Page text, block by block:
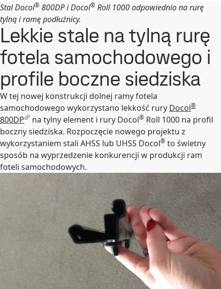
Stal Docol® 800DP i Docol® Roll 1000 odpowiednio na rurę
tylną i ramę podłużnicy.
Lekkie stale na tylną rurę
fotela samochodowego i
profile boczne siedziska
W tej nowej konstrukcji dolnej ramy fotela
samochodowego wykorzystano lekkość rury Docol®
800DP na tylny element i rury Docol® Roll 1000 na profil
boczny siedziska. Rozpoczęcie nowego projektu z
wykorzystaniem stali AHSS lub UHSS Docol® to świetny
sposób na wyprzedzenie konkurencji w produkcji ram
foteli samochodowych.